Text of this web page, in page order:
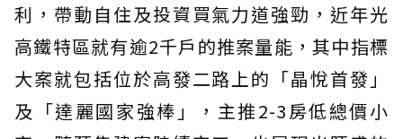
利，帶動自住及投資買氣力道強勁，近年光
高鐵特區就有逾2千戶的推案量能，其中指標
大案就包括位於高發二路上的「晶悅首發」
及「達麗國家強棒」，主推2-3房低總價小